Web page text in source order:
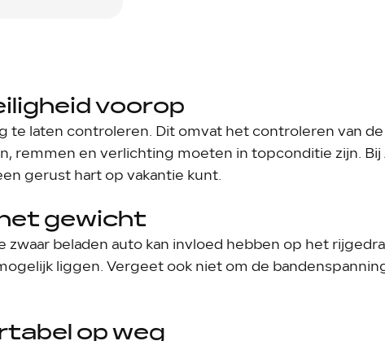
voorop
te laten controleren. Dit omvat het controleren van
remmen en verlichting moeten in topconditie zijn.
gerust hart op vakantie kunt.
het gewicht
zwaar beladen auto kan invloed hebben op het
liggen. Vergeet ook niet om de
op weg